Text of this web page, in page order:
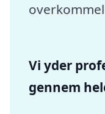
Vi yder
gennem